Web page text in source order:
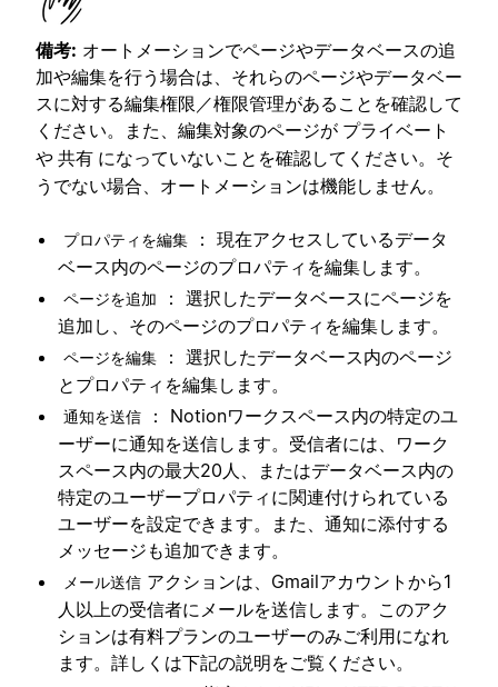
備考: オートメーションでページやデータベースの追
加や編集を行う場合は、それらのページやデータベー
スに対する編集権限／権限管理があることを確認して
ください。また、編集対象のページが プライベート
や 共有 になっていないことを確認してください。そ
うでない場合、オートメーションは機能しません。
プロパティを編集
： 現在アクセスしているデータ
ベース内のページのプロパティを編集します。
ページを追加
： 選択したデータベースにページを
追加し、そのページのプロパティを編集します。
ページを編集
： 選択したデータベース内のページ
とプロパティを編集します。
通知を送信
： Notionワークスペース内の特定のユ
ーザーに通知を送信します。受信者には、ワーク
スペース内の最大20人、またはデータベース内の
特定のユーザープロパティに関連付けられている
ユーザーを設定できます。また、通知に添付する
メッセージも追加できます。
メール送信 アクションは、Gmailアカウントから1
人以上の受信者にメールを送信します。このアク
ションは有料プランのユーザーのみご利用になれ
ます。詳しくは下記の説明をご覧ください。